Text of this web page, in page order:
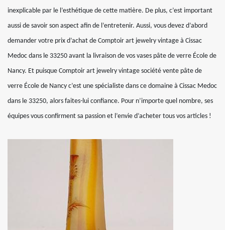
inexplicable par le l’esthétique de cette matière. De plus, c’est important
aussi de savoir son aspect afin de l’entretenir. Aussi, vous devez d’abord
demander votre prix d’achat de Comptoir art jewelry vintage à Cissac
Medoc dans le 33250 avant la livraison de vos vases pâte de verre École de
Nancy. Et puisque Comptoir art jewelry vintage société vente pâte de
verre École de Nancy c’est une spécialiste dans ce domaine à Cissac Medoc
dans le 33250, alors faites-lui confiance. Pour n’importe quel nombre, ses
équipes vous confirment sa passion et l’envie d’acheter tous vos articles !